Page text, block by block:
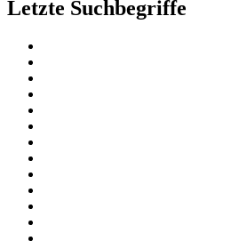
Letzte Suchbegriffe